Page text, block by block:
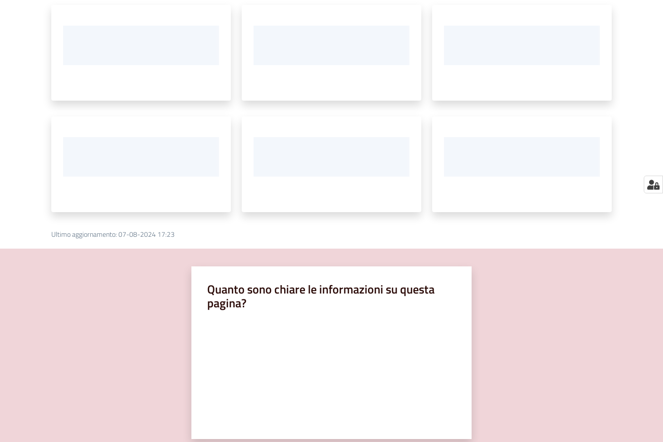
Ultimo aggiornamento:07-08-2024 17:23
Quanto sono chiare le informazioni su questa
pagina?